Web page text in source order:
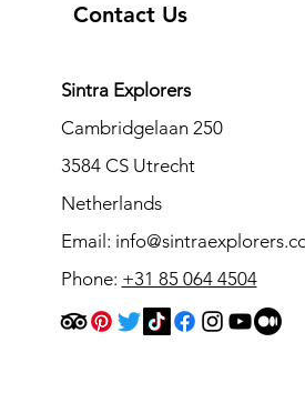
Contact Us
Sintra Explorers
Cambridgelaan 250
3584 CS Utrecht
Netherlands
Email:
Phone: +31 85 064 4504